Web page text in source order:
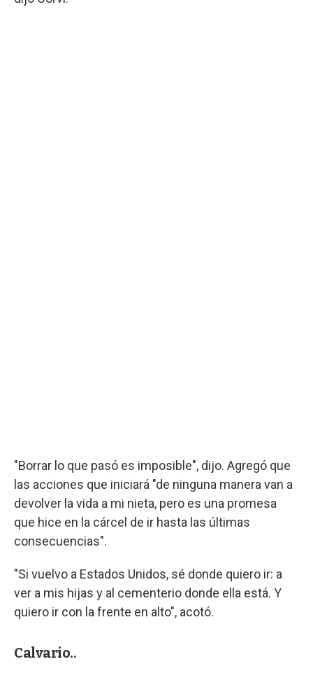
"Borrar lo que pasó es imposible", dijo. Agregó que
las acciones que iniciará "de ninguna manera van a
devolver la vida a mi nieta, pero es una promesa
que hice en la cárcel de ir hasta las últimas
consecuencias".
"Si vuelvo a Estados Unidos, sé donde quiero ir: a
ver a mis hijas y al cementerio donde ella está. Y
quiero ir con la frente en alto", acotó.
Calvario..